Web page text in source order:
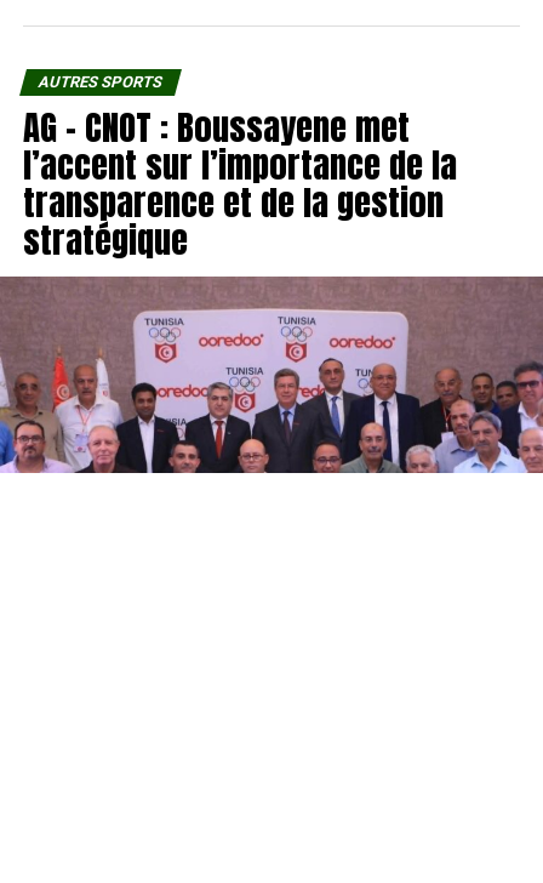
AUTRES SPORTS
AG – CNOT : Boussayene met
l’accent sur l’importance de la
transparence et de la gestion
stratégique